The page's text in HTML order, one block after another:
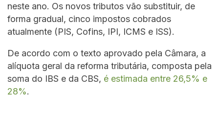
neste ano. Os novos tributos vão substituir, de
forma gradual, cinco impostos cobrados
atualmente (PIS, Cofins, IPI, ICMS e ISS).
De acordo com o texto aprovado pela Câmara, a
alíquota geral da reforma tributária, composta pela
soma do IBS e da CBS, é estimada entre 26,5% e
28%.